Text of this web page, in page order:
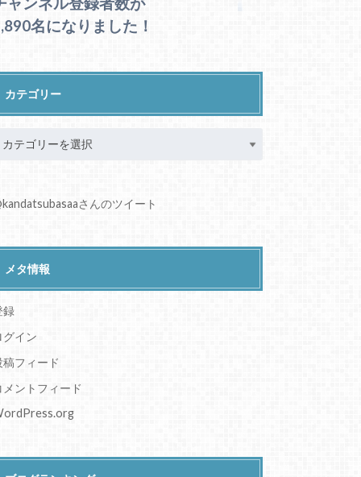
名になりました！
カテゴリー
さんのツイート
メタ情報
録
グイン
稿フィード
メントフィード